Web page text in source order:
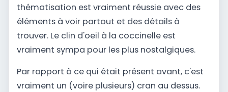
thématisation est vraiment réussie avec des
éléments à voir partout et des détails à
trouver. Le clin d'oeil à la coccinelle est
vraiment sympa pour les plus nostalgiques.
Par rapport à ce qui était présent avant, c'est
vraiment un (voire plusieurs) cran au dessus.